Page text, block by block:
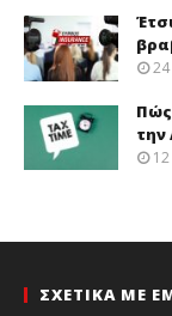
ΣΧΕΤΙΚΑ ΜΕ